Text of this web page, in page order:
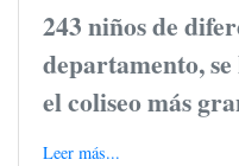
243 niños de
departamento,
el coliseo más
Leer más...